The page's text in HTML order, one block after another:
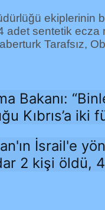
Bakanı:
Kıbrıs’a iki
İsrail'e
2 kişi öldü,